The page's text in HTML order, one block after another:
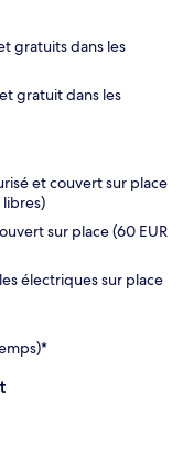
gratuits dans les
gratuit dans les
et couvert sur place
sur place (60 EUR
électriques sur place